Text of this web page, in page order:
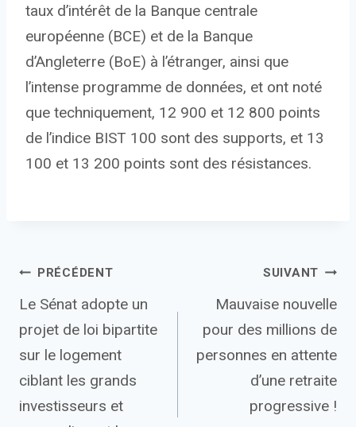
taux d’intérêt de la Banque centrale
européenne (BCE) et de la Banque
d’Angleterre (BoE) à l’étranger, ainsi que
l’intense programme de données, et ont noté
que techniquement, 12 900 et 12 800 points
de l’indice BIST 100 sont des supports, et 13
100 et 13 200 points sont des résistances.
Navigation
de
l’article
PRÉCÉDENT
Le Sénat adopte un
projet de loi bipartite
sur le logement
ciblant les grands
investisseurs et
SUIVANT
Mauvaise nouvelle
pour des millions de
personnes en attente
d’une retraite
progressive !